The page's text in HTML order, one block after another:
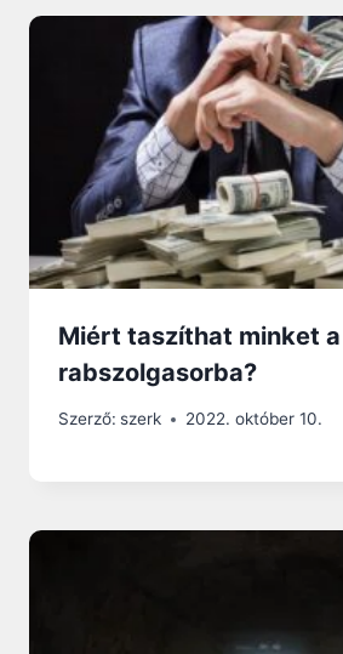
Miért taszíthat minket
rabszolgasorba?
Szerző: szerk 2022. október 10.